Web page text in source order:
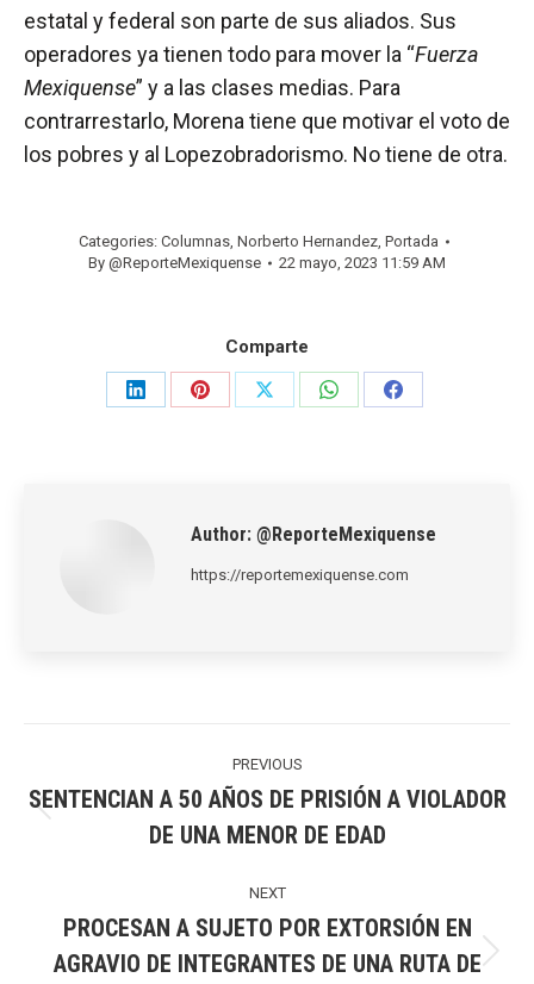
estatal y federal son parte de sus aliados. Sus
operadores ya tienen todo para mover la “Fuerza
Mexiquense” y a las clases medias. Para
contrarrestarlo, Morena tiene que motivar el voto de
los pobres y al Lopezobradorismo. No tiene de otra.
Categories: Columnas, Norberto Hernandez, Portada
By @ReporteMexiquense 22 mayo, 2023 11:59 AM
Comparte
Share
Share
Share
Share
Share
Author: @ReporteMexiquense
https://reportemexiquense.com
PREVIOUS
post:
SENTENCIAN A 50 AÑOS DE PRISIÓN A VIOLADOR
DE UNA MENOR DE EDAD
NEXT
Next
PROCESAN A SUJETO POR EXTORSIÓN EN
AGRAVIO DE INTEGRANTES DE UNA RUTA DE